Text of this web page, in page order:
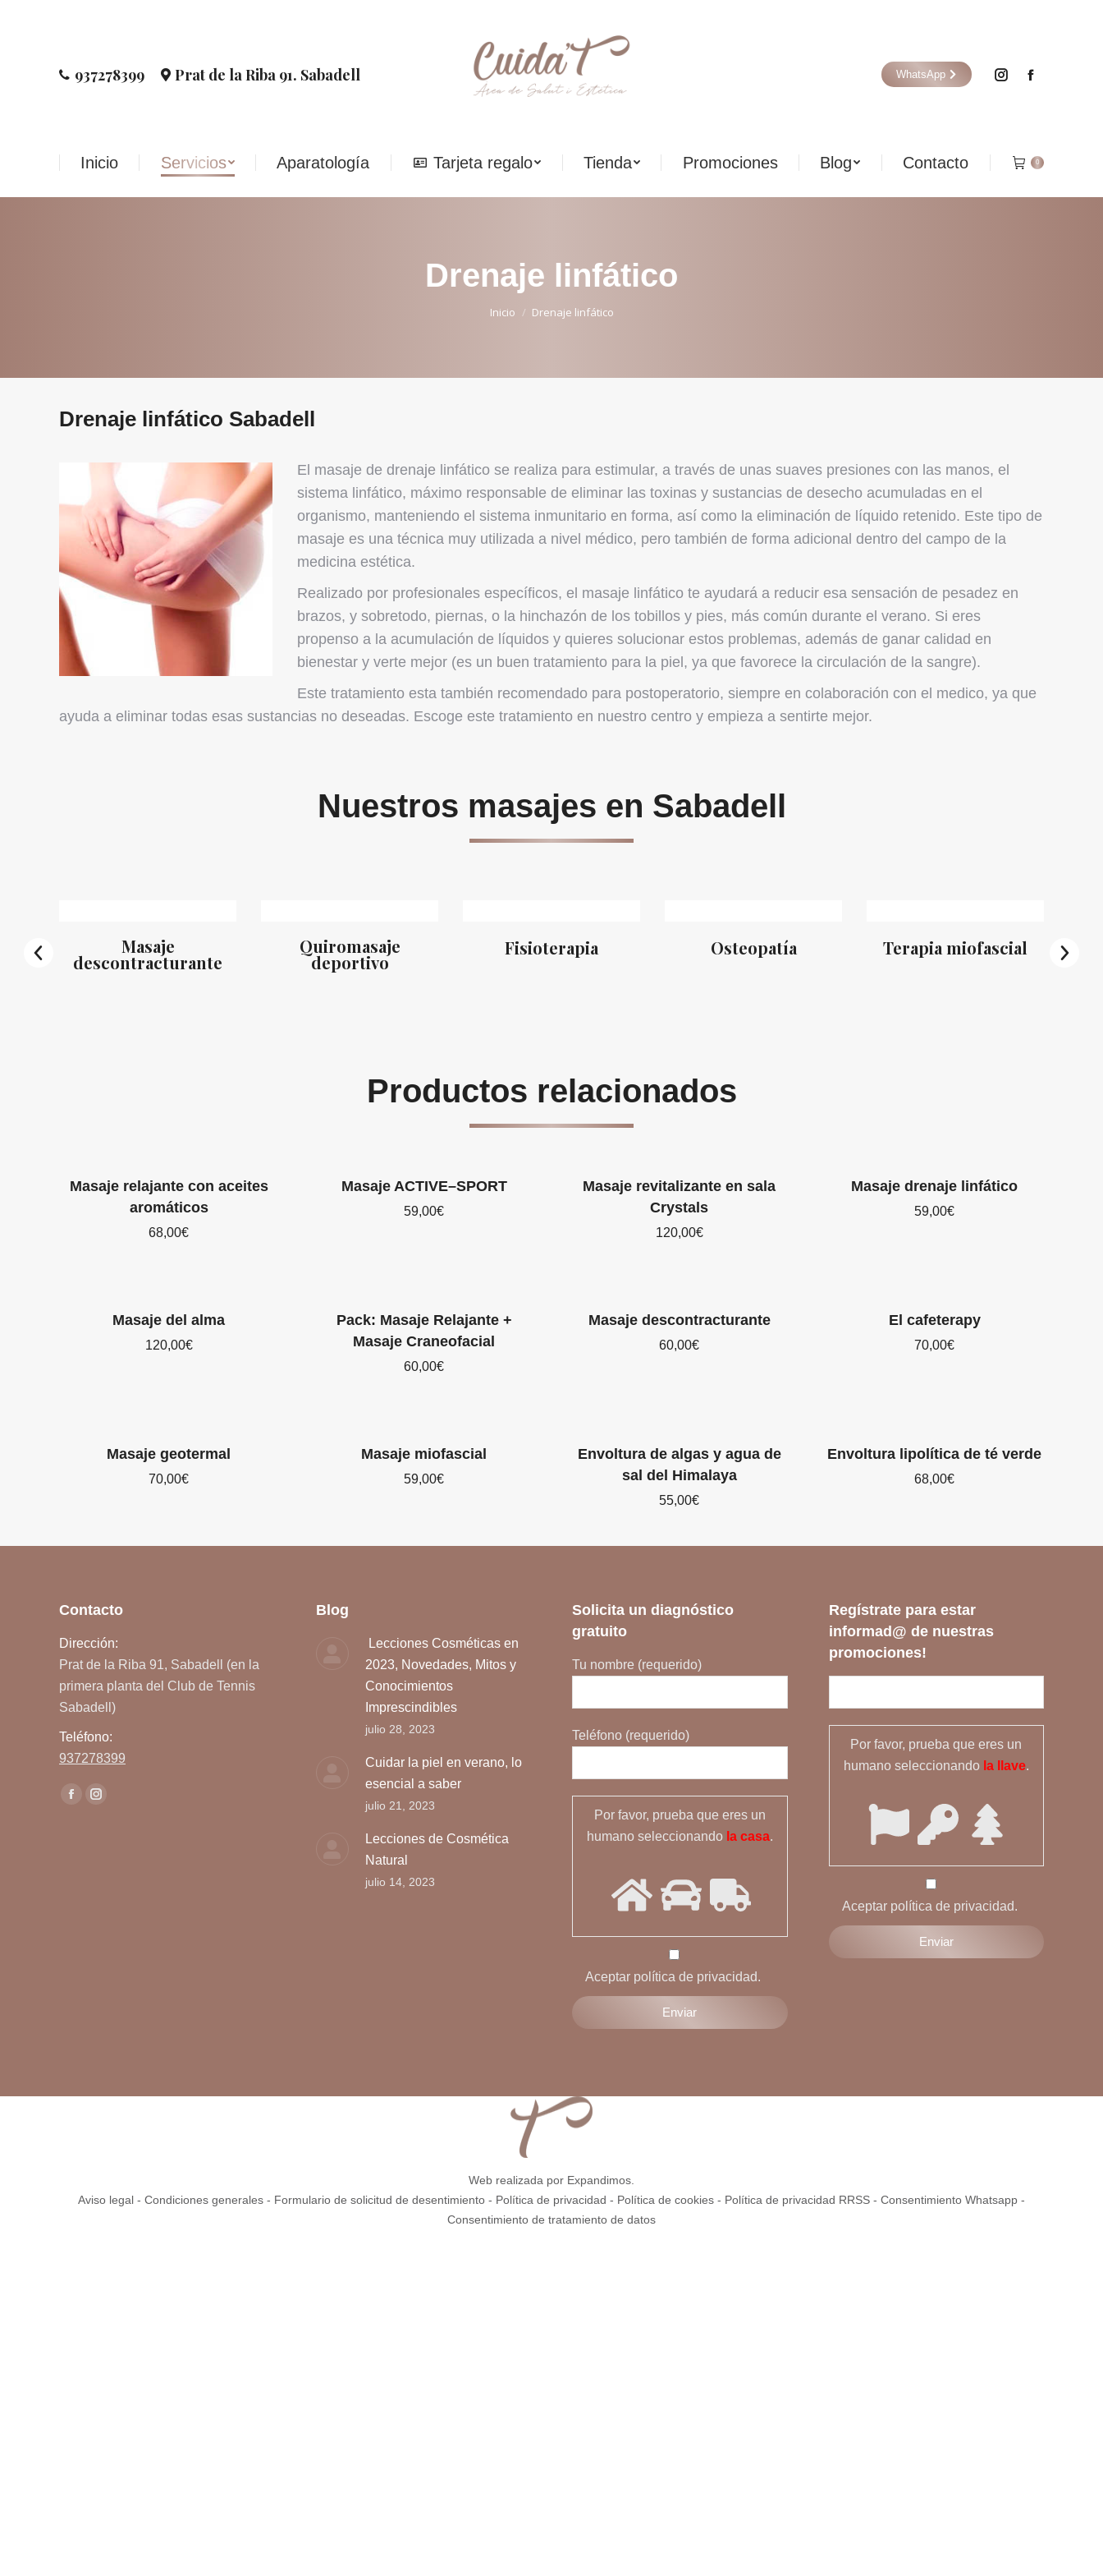
937278399 Prat de la Riba 91. Sabadell WhatsApp
Inicio Servicios Aparatología Tarjeta regalo Tienda Promociones Blog Contacto 0
Drenaje linfático
Estás aquí:
Inicio Drenaje linfático
Drenaje linfático Sabadell
El masaje de drenaje linfático se realiza para estimular, a través de unas suaves presiones con las manos, el
sistema linfático, máximo responsable de eliminar las toxinas y sustancias de desecho acumuladas en el
organismo, manteniendo el sistema inmunitario en forma, así como la eliminación de líquido retenido. Este tipo de
masaje es una técnica muy utilizada a nivel médico, pero también de forma adicional dentro del campo de la
medicina estética.
Realizado por profesionales específicos, el masaje linfático te ayudará a reducir esa sensación de pesadez en
brazos, y sobretodo, piernas, o la hinchazón de los tobillos y pies, más común durante el verano. Si eres
propenso a la acumulación de líquidos y quieres solucionar estos problemas, además de ganar calidad en
bienestar y verte mejor (es un buen tratamiento para la piel, ya que favorece la circulación de la sangre).
Este tratamiento esta también recomendado para postoperatorio, siempre en colaboración con el medico, ya que
ayuda a eliminar todas esas sustancias no deseadas. Escoge este tratamiento en nuestro centro y empieza a sentirte mejor.
Nuestros masajes en Sabadell
Masaje
descontracturante
Quiromasaje
deportivo
Fisioterapia Osteopatía Terapia miofascial
Productos relacionados
Masaje relajante con aceites
aromáticos
68,00€
Masaje ACTIVE–SPORT
59,00€
Masaje revitalizante en sala
Crystals
120,00€
Masaje drenaje linfático
59,00€
Masaje del alma
120,00€
Pack: Masaje Relajante +
Masaje Craneofacial
60,00€
Masaje descontracturante
60,00€
El cafeterapy
70,00€
Masaje geotermal
70,00€
Masaje miofascial
59,00€
Envoltura de algas y agua de
sal del Himalaya
55,00€
Envoltura lipolítica de té verde
68,00€
Contacto
Dirección:
Prat de la Riba 91, Sabadell (en la
primera planta del Club de Tennis
Sabadell)
Teléfono:
937278399
Encuéntranos en:
FacebookInstagram
Blog
Lecciones Cosméticas en
2023, Novedades, Mitos y
Conocimientos
Imprescindibles
julio 28, 2023
Cuidar la piel en verano, lo
esencial a saber
julio 21, 2023
Lecciones de Cosmética
Natural
julio 14, 2023
Solicita un diagnóstico
gratuito
Tu nombre (requerido)
Teléfono (requerido)
Por favor, prueba que eres un
humano seleccionando la casa.
Aceptar política de privacidad.
Regístrate para estar
informad@ de nuestras
promociones!
Por favor, prueba que eres un
humano seleccionando la llave.
Aceptar política de privacidad.
Web realizada por Expandimos.
Aviso legal - Condiciones generales - Formulario de solicitud de desentimiento - Política de privacidad - Política de cookies - Política de privacidad RRSS - Consentimiento Whatsapp -
Consentimiento de tratamiento de datos